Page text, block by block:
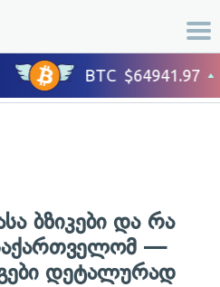
ბზიკები და რა
—
დეტალურად